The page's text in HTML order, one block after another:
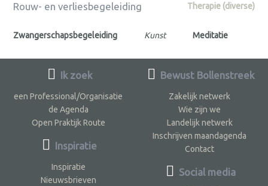
Rouw- en verliesbegeleiding Therapie (diverse)
Zwangerschapsbegeleiding Kunst Meditatie
Ik zoek
een Professional/Organisatie
de Agenda
Open Praktijk Route
Inspiratie
Inspiratie
Nieuwsbrieven
Bewust Bollenstreek
Zakelijk netwerk
Wie zijn we
Landelijk netwerk
Inschrijven maandagenda
Contact
Social media